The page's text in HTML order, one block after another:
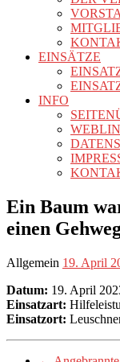
EINSÄTZE
INFO
Ein Baum
einen
Allgemein 19. April
Datum: 19. April
Einsatzart:
Einsatzort: